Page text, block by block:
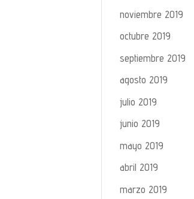
noviembre 2019
octubre 2019
septiembre 2019
agosto 2019
julio 2019
junio 2019
mayo 2019
abril 2019
marzo 2019